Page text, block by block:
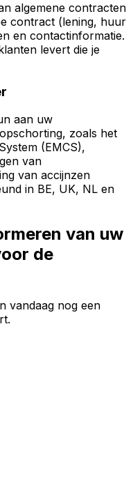
algemene contracten
contract (lening, huur
en contactinformatie.
levert die je
aan uw
zoals het
(EMCS),
van
van accijnzen
in BE, UK, NL en
van uw
de
vandaag nog een